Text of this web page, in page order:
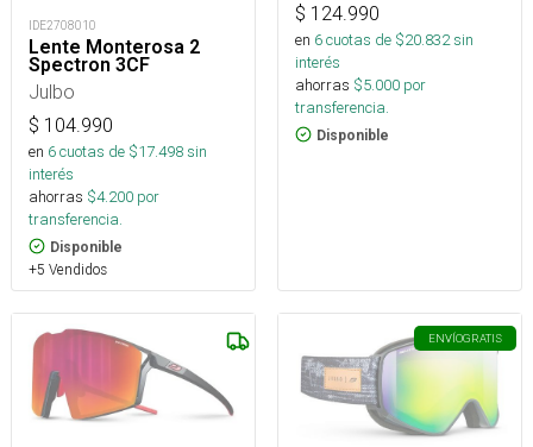
IDE2708010
Lente Monterosa 2
Spectron 3CF
Julbo
$ 104.990
en 6cuotas de $17.498sin
interés
ahorras $4.200 por
transferencia.
Disponible
+5 Vendidos
$ 124.990
en 6cuotas de $20.832sin
interés
ahorras $5.000 por
transferencia.
Disponible
ENVÍOGRATIS